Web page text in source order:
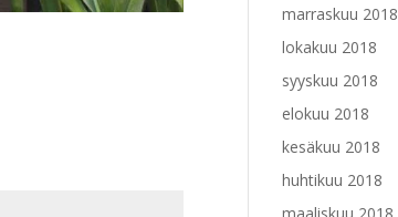
marraskuu 2018
lokakuu 2018
syyskuu 2018
elokuu 2018
kesäkuu 2018
huhtikuu 2018